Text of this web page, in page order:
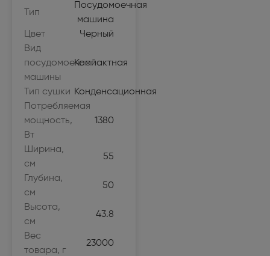
Тип
Посудомоечная
машина
Цвет
Черный
Вид
посудомоечной
машины
Компактная
Тип сушки Конденсационная
Потребляемая
мощность,
Вт
1380
Ширина,
см
55
Глубина,
см
50
Высота,
см
43.8
Вес
товара, г
23000